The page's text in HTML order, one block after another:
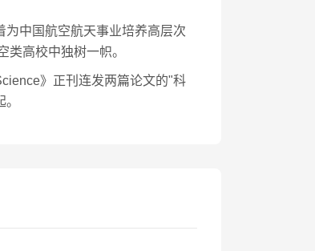
中国航空航天事业培养高层次
高校中独树一帜。
》正刊连发两篇论文的"科